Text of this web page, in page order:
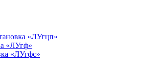
«ЛУгцп»
«ЛУгф»
«ЛУгфс»